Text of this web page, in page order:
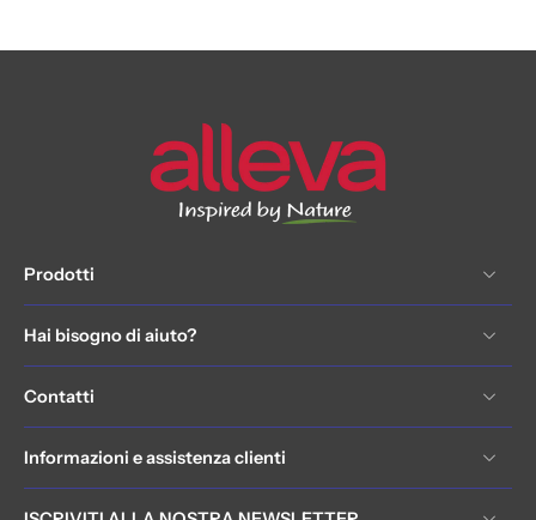
Prodotti
Hai bisogno di aiuto?
Contatti
Informazioni e assistenza clienti